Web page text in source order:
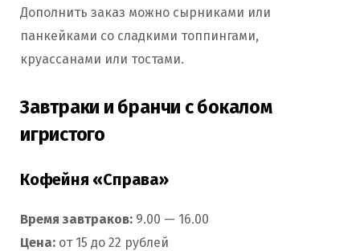
Дополнить заказ можно сырниками или
панкейками со сладкими топпингами,
круассанами или тостами.
Завтраки и бранчи с бокалом
игристого
Кофейня «Справа»
Время завтраков: 9.00 — 16.00
Цена: от 15 до 22 рублей